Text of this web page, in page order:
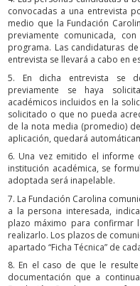
convocadas a una entrevista
medio que la Fundación
previamente comunicada,
programa. Las candidaturas
entrevista se llevará a cabo en
5. En dicha entrevista se
previamente se haya
académicos incluidos en la
solicitado o que no pueda
de la nota media (promedio)
aplicación, quedará
6. Una vez emitido el informe
institución académica, se
adoptada será inapelable.
7. La Fundación Carolina
a la persona interesada,
plazo máximo para confirmar
realizarlo. Los plazos de
apartado “Ficha Técnica” de
8. En el caso de que le
documentación que a